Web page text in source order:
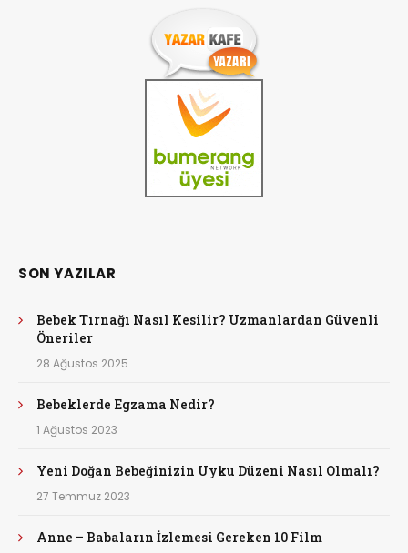
SON YAZILAR
Bebek Tırnağı Nasıl Kesilir? Uzmanlardan Güvenli
Öneriler
28 Ağustos 2025
Bebeklerde Egzama Nedir?
1 Ağustos 2023
Yeni Doğan Bebeğinizin Uyku Düzeni Nasıl Olmalı?
27 Temmuz 2023
Anne – Babaların İzlemesi Gereken 10 Film